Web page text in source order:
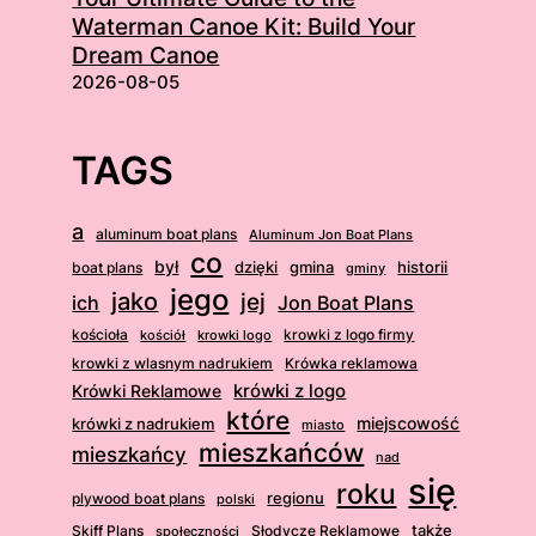
Waterman Canoe Kit: Build Your
Dream Canoe
2026-08-05
TAGS
a aluminum boat plans Aluminum Jon Boat Plans
boat plans był co dzięki gmina gminy historii
ich jako jego jej Jon Boat Plans
kościoła kościół krowki logo
krowki z logo firmy
krowki z wlasnym nadrukiem
Krówka reklamowa
Krówki Reklamowe krówki z logo
krówki z nadrukiem które miasto miejscowość
mieszkańcy mieszkańców nad
plywood boat plans polski regionu roku się
Skiff Plans społeczności Słodycze Reklamowe także